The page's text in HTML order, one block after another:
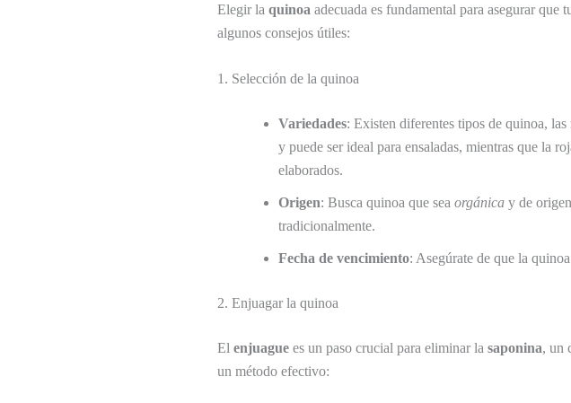
Elegir la quinoa adecuada es fundamental para asegurar
algunos consejos útiles:
1. Selección de la quinoa
Variedades: Existen diferentes tipos de quinoa, las
y puede ser ideal para ensaladas, mientras que la
elaborados.
Origen: Busca quinoa que sea orgánica y de
tradicionalmente.
Fecha de vencimiento: Asegúrate de que la
2. Enjuagar la quinoa
El enjuague es un paso crucial para eliminar la saponina, un
un método efectivo: